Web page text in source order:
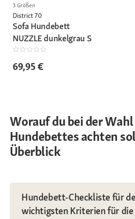
3 Größen
District 70
Sofa Hundebett
NUZZLE dunkelgrau S
69,95 €
Worauf du bei der Wahl
Hundebettes achten
Überblick
Hundebett-Checkliste für
wichtigsten Kriterien für die